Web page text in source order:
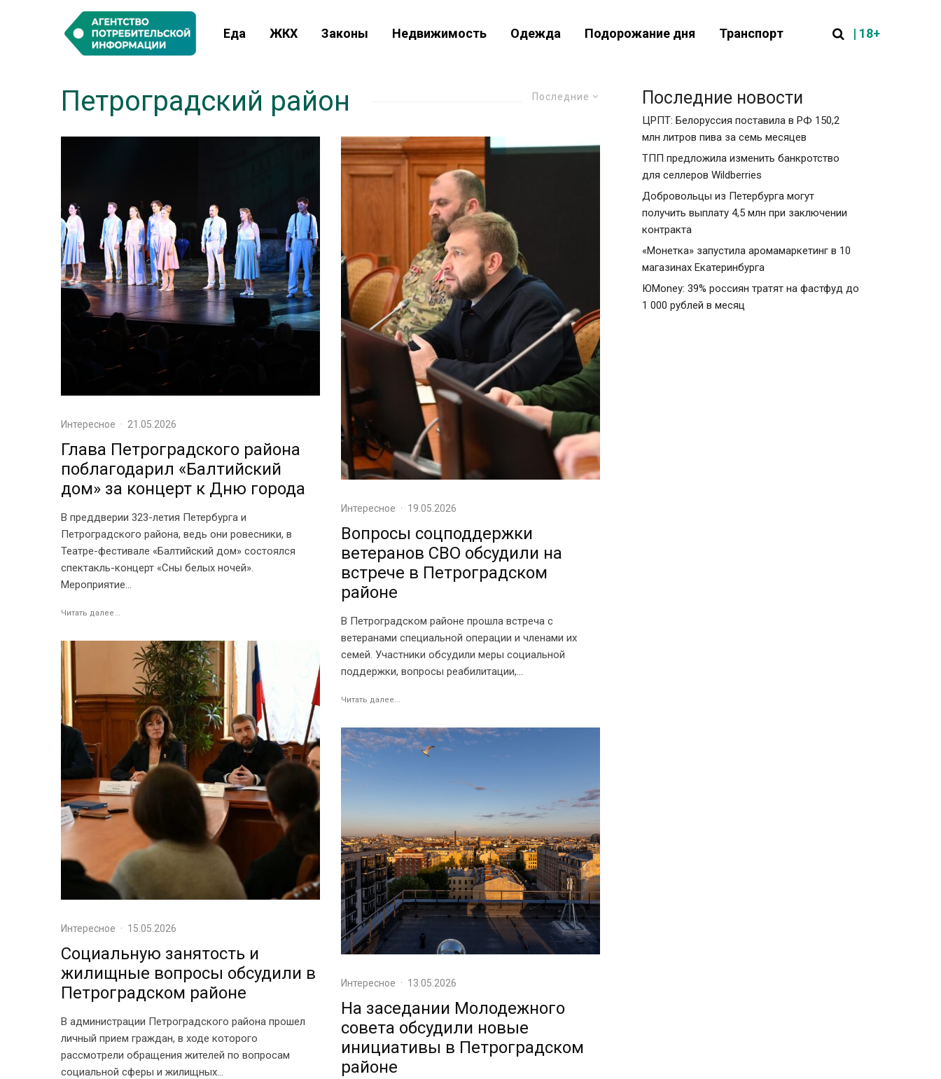
Еда ЖКХ Законы Недвижимость Одежда Подорожание дня Транспорт | 18+
Последние
Петроградский район
Интересное · 21.05.2026
Глава Петроградского района
поблагодарил «Балтийский
дом» за концерт к Дню города
В преддверии 323-летия Петербурга и
Петроградского района, ведь они ровесники, в
Театре-фестивале «Балтийский дом» состоялся
спектакль-концерт «Сны белых ночей».
Мероприятие...
Читать далее...
Интересное · 15.05.2026
Социальную занятость и
жилищные вопросы обсудили в
Петроградском районе
В администрации Петроградского района прошел
личный прием граждан, в ходе которого
рассмотрели обращения жителей по вопросам
социальной сферы и жилищных...
Интересное · 19.05.2026
Вопросы соцподдержки
ветеранов СВО обсудили на
встрече в Петроградском
районе
В Петроградском районе прошла встреча с
ветеранами специальной операции и членами их
семей. Участники обсудили меры социальной
поддержки, вопросы реабилитации,...
Читать далее...
Интересное · 13.05.2026
На заседании Молодежного
совета обсудили новые
инициативы в Петроградском
районе
Последние новости
ЦРПТ: Белоруссия поставила в РФ 150,2
млн литров пива за семь месяцев
ТПП предложила изменить банкротство
для селлеров Wildberries
Добровольцы из Петербурга могут
получить выплату 4,5 млн при заключении
контракта
«Монетка» запустила аромамаркетинг в 10
магазинах Екатеринбурга
ЮMoney: 39% россиян тратят на фастфуд до
1 000 рублей в месяц